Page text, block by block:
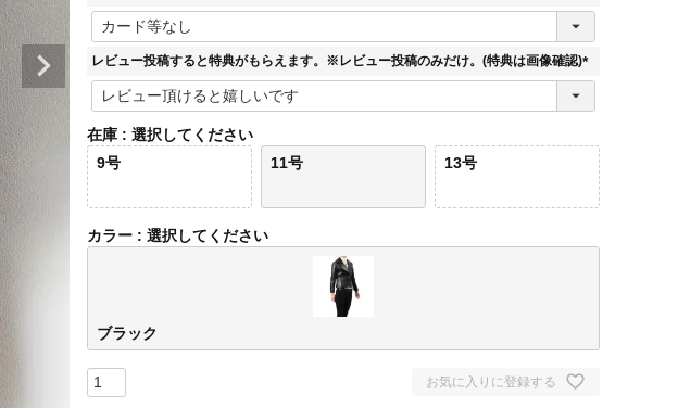
(
須
レビュー投稿すると特典がもらえます。※レビュー投稿のみだけ。(特典は画像確認)
(
)
在庫
選択してください
9号
11号 13号
カラー 選択してください
ブラック
お気に入りに登録する